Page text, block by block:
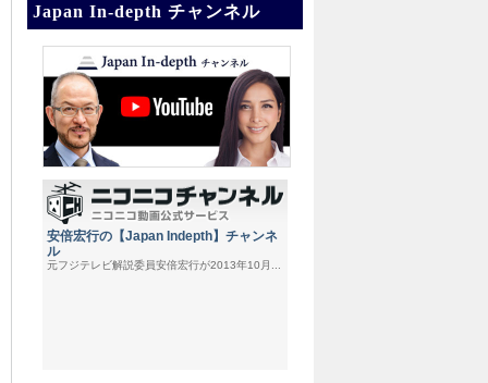
Japan In-depth チャンネル